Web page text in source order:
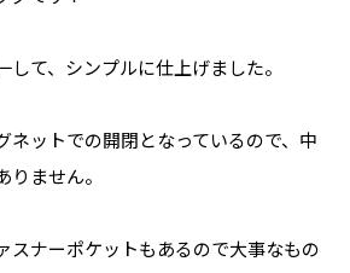
て、シンプルに仕上げました。
ネットでの開閉となっているので、中
ません。
スナーポケットもあるので大事なもの